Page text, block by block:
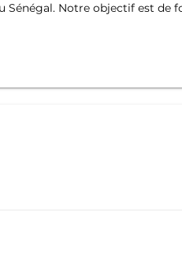
Notre objectif est de